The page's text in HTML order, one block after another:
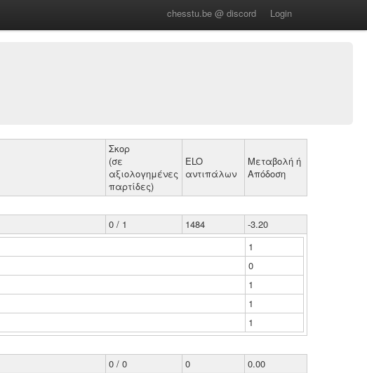
chesstu.be @ discord Login
Σκορ
(σε
αξιολογημένες
παρτίδες)
ELO
αντιπάλων
Μεταβολή ή
Απόδοση
0 / 1 1484
-3.20
1
0
1
1
1
0 / 0 0
0.00